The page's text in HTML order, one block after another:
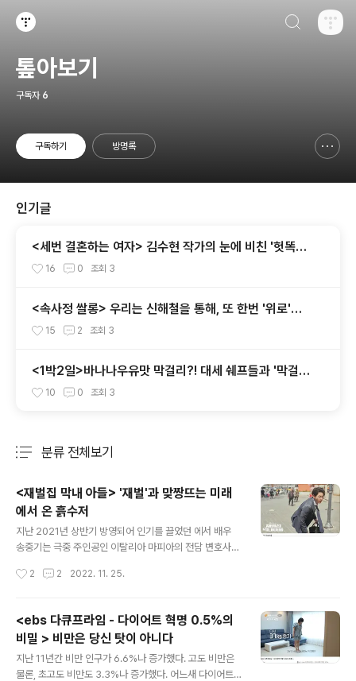
톺아보기
구독자 6
구독하기 방명록
인기글
<세번 결혼하는 여자> 김수현 작가의 눈에 비친 '헛똑똑
이' 요즘 여자들
16 0 조회 3
<속사정 쌀롱> 우리는 신해철을 통해, 또 한번 '위로'를
받았다. 그는 마지막까지 신해철다웠다.
15 2 조회 3
<1박2일>바나나우유맛 막걸리?! 대세 쉐프들과 '막걸리
르네상스'를 꿈꾸다
10 0 조회 3
분류 전체보기
<재벌집 막내 아들> '재벌'과 맞짱뜨는 미래
에서 온 흙수저
지난 2021년 상반기 방영되어 인기를 끌었던 에서 배우
송중기는 극중 주인공인 이탈리아 마피아의 전담 변호사
된 전력을 가진 빈센조, 하지만 그를 입양한 양부모는 강도
죽은 마피아의 돈을 찾기 위해 돌아온 고국, 하지만 그는 돈
대신, 자신을 품어 준 변호사 홍유찬의 죽음 앞에서 예의 마
피아 콘실리에리의 능력을 발휘해 법의 비호를 받는 재벌
가를 징벌한다. '악은 악으로 응징한다', 친모에게서, 그리
고 고국에게서 버림받은, 마피아 출신 변호사라는 그의 배
2 2 2022. 11. 25.
<ebs 다큐프라임 - 다이어트 혁명 0.5%의
비밀 > 비만은 당신 탓이 아니다
지난 11년간 비만 인구가 6.6%나 증가했다. 고도 비만은
물론, 초고도 비만도 3.3%나 증가했다. 어느새 다이어트